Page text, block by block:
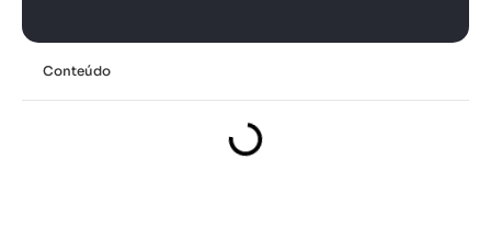
Conteúdo